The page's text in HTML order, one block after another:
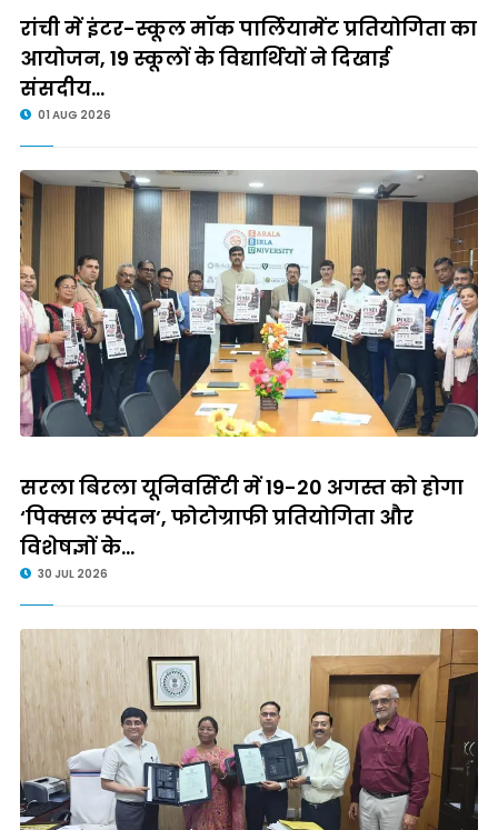
रांची में इंटर-स्कूल मॉक पार्लियामेंट प्रतियोगिता का
आयोजन, 19 स्कूलों के विद्यार्थियों ने दिखाई
संसदीय...
01 AUG 2026
सरला बिरला यूनिवर्सिटी में 19-20 अगस्त को होगा
‘पिक्सल स्पंदन’, फोटोग्राफी प्रतियोगिता और
विशेषज्ञों के...
30 JUL 2026